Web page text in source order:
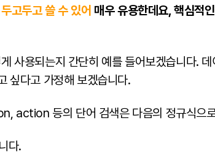
고두고 쓸 수 있어 매우 유용한데요, 핵심적
사용되는지 간단히 예를 들어보겠습니다. 데
싶다고 가정해 보겠습니다.
action 등의 단어 검색은 다음의 정규식으
다.